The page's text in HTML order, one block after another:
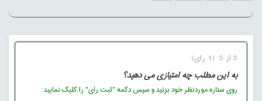
5 از 5 (1 رای)
به این مطلب چه امتیازی می دهید؟
روی ستاره موردنظر خود بزنید و سپس دکمه "ثبت رای" را کلیک نمایید: